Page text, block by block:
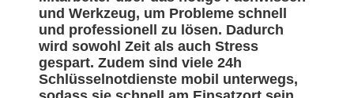
und Werkzeug, um Probleme schnell
und professionell zu lösen. Dadurch
wird sowohl Zeit als auch Stress
gespart. Zudem sind viele 24h
Schlüsselnotdienste mobil unterwegs,